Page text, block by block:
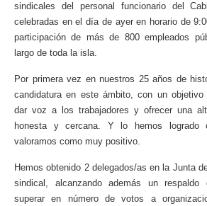
sindicales del personal funcionario del
celebradas en el día de ayer en horario de
participación de más de 800 empleados
largo de toda la isla.
Por primera vez en nuestros 25 años de
candidatura en este ámbito, con un
dar voz a los trabajadores y ofrecer una
honesta y cercana. Y lo hemos logrado
valoramos como muy positivo.
Hemos obtenido 2 delegados/as en la Junta
sindical, alcanzando además un
superar en número de votos a